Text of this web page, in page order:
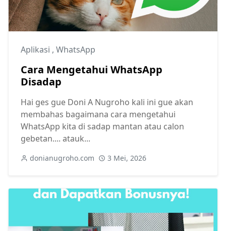
Aplikasi , WhatsApp
Cara Mengetahui WhatsApp
Disadap
Hai ges gue Doni A Nugroho kali ini gue akan
membahas bagaimana cara mengetahui
WhatsApp kita di sadap mantan atau calon
gebetan.... atauk...
donianugroho.com 3 Mei, 2026